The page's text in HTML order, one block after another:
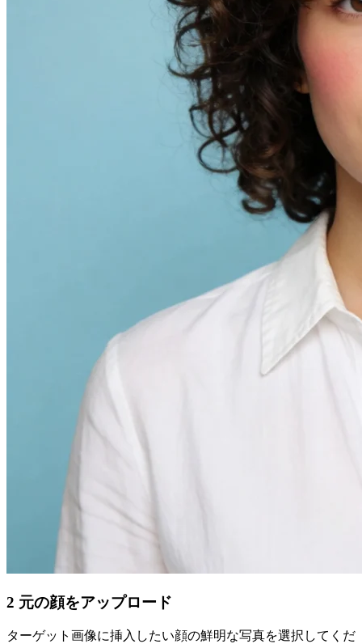
2 元の顔をアップロード
ターゲット画像に挿入したい顔の鮮明な写真を選択してくだ